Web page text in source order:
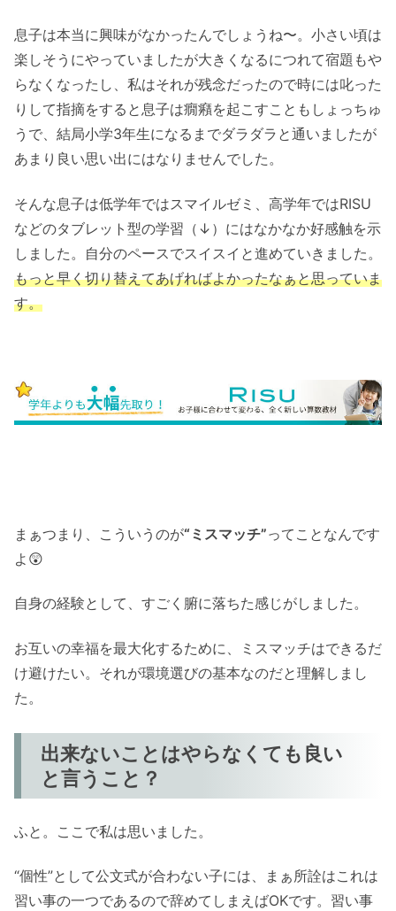
息子は本当に興味がなかったんでしょうね〜。小さい頃は
楽しそうにやっていましたが大きくなるにつれて宿題もや
らなくなったし、私はそれが残念だったので時には叱った
りして指摘をすると息子は癇癪を起こすこともしょっちゅ
うで、結局小学3年生になるまでダラダラと通いましたが
あまり良い思い出にはなりませんでした。
そんな息子は低学年ではスマイルゼミ、高学年ではRISU
などのタブレット型の学習（↓）にはなかなか好感触を示
しました。自分のペースでスイスイと進めていきました。
もっと早く切り替えてあげればよかったなぁと思っていま
す。
まぁつまり、こういうのが“ミスマッチ”ってことなんです
よ😲
自身の経験として、すごく腑に落ちた感じがしました。
お互いの幸福を最大化するために、ミスマッチはできるだ
け避けたい。それが環境選びの基本なのだと理解しまし
た。
出来ないことはやらなくても良い
と言うこと？
ふと。ここで私は思いました。
“個性”として公文式が合わない子には、まぁ所詮はこれは
習い事の一つであるので辞めてしまえばOKです。習い事